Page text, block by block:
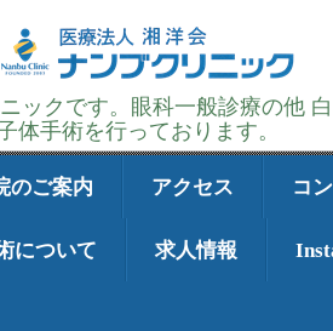
ックです。眼科一般診療の他
体手術を行っております。
のご案内 アクセス コ
について 求人情報